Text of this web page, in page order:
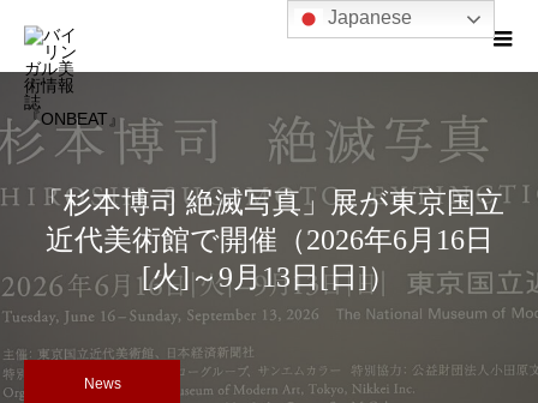
「杉本博司 絶滅写真」展が東京国立
近代美術館で開催（2026年6月16日
[火]～9月13日[日]）
News
Japanese